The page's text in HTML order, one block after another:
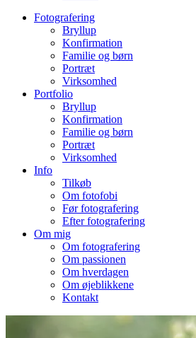
Fotografering
Bryllup
Konfirmation
Familie og børn
Portræt
Virksomhed
Portfolio
Bryllup
Konfirmation
Familie og børn
Portræt
Virksomhed
Info
Tilkøb
Om fotofobi
Før fotografering
Efter fotografering
Om mig
Om fotografering
Om passionen
Om hverdagen
Om øjeblikkene
Kontakt